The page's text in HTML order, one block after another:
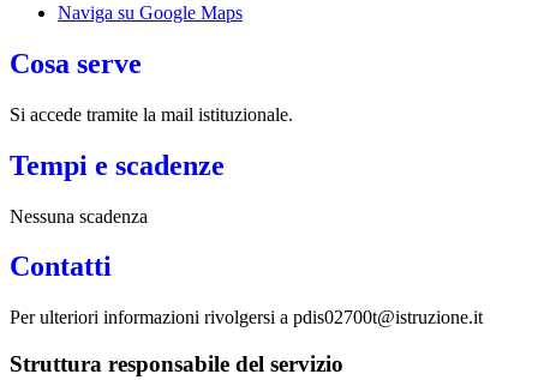
Naviga su Google Maps
Cosa serve
Si accede tramite la mail istituzionale.
Tempi e scadenze
Nessuna scadenza
Contatti
Per ulteriori informazioni rivolgersi a pdis02700t@istruzione.it
Struttura responsabile del servizio